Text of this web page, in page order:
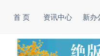
首 页 资讯中心 新办